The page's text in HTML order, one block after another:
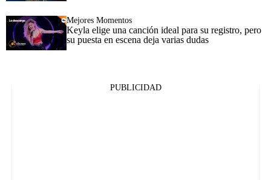
Mejores Momentos
Keyla elige una canción ideal para su registro, pero
su puesta en escena deja varias dudas
PUBLICIDAD